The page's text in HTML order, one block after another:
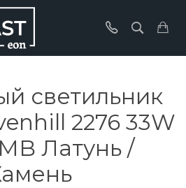
светильник
2276 33W
Латунь /